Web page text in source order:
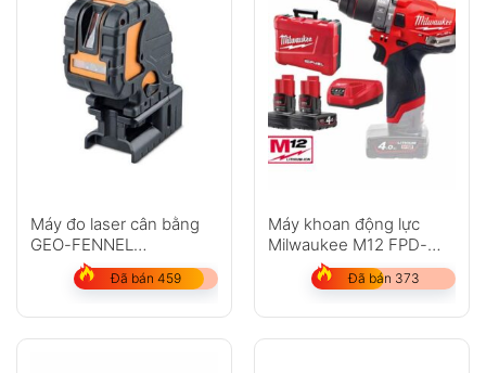
Máy đo laser cân bằng
GEO-FENNEL
DuoCrossPointer3 HP
Đã bán 459
Máy khoan động lực
Milwaukee M12 FPD-
Đã bán 373